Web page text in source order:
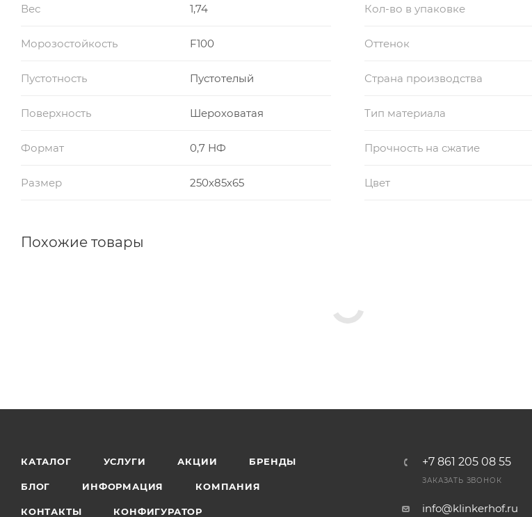
Вес 1,74 Кол-во в упаковке
Морозостойкость F100 Оттенок
Пустотность Пустотелый Страна производства
Поверхность Шероховатая Тип материала
Формат 0,7 НФ Прочность на сжатие
Размер 250х85х65 Цвет
Похожие товары
КАТАЛОГ УСЛУГИ АКЦИИ БРЕНДЫ
БЛОГ ИНФОРМАЦИЯ КОМПАНИЯ
КОНТАКТЫ КОНФИГУРАТОР
+7 861 205 08 55
ЗАКАЗАТЬ ЗВОНОК
info@klinkerhof.ru